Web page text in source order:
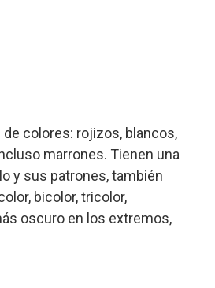
de colores: rojizos, blancos,
marrones. Tienen una
y sus patrones, también
bicolor, tricolor,
oscuro en los extremos,